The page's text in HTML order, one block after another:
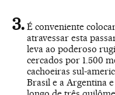
É conveniente
atravessar esta
leva ao poderoso
cercados por 1.500
cachoeiras sul-
Brasil e a Argentina